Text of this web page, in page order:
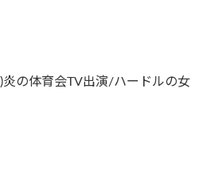
炎の体育会TV出演/ハードルの女